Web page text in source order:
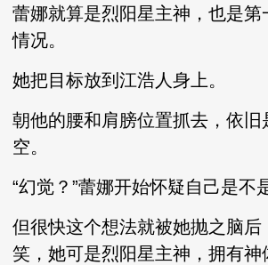
蕾娜就算是烈阳星主神，也是第
情况。
她把目标放到江浩人身上。
朝他的腰和肩膀位置抓去，依旧
空。
“幻觉？”蕾娜开始怀疑自己是不
但很快这个想法就被她抛之脑后
笑，她可是烈阳星主神，拥有神